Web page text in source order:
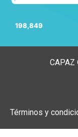
198,849
Términos y